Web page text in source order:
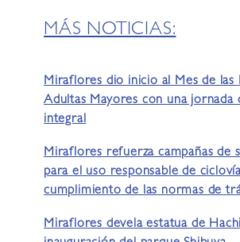
MÁS NOTICIAS:
Miraflores dio inicio al Mes de las
Adultas Mayores con una jornada
integral
Miraflores refuerza campañas de
para el uso responsable de
cumplimiento de las normas de
Miraflores devela estatua de